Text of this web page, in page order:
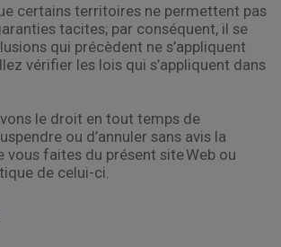
certains territoires ne permettent pas
tacites; par conséquent, il se
qui précèdent ne s’appliquent
vérifier les lois qui s’appliquent dans
le droit en tout temps de
ou d’annuler sans avis la
vous faites du présent site Web ou
de celui-ci.